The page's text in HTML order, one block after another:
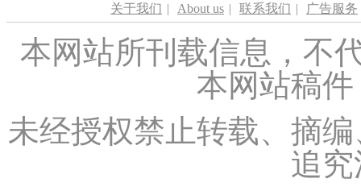
关于我们 | About us | 联系我们 | 广告服务
本网站所刊载信息，不
本网站稿
未经授权禁止转载、摘
追